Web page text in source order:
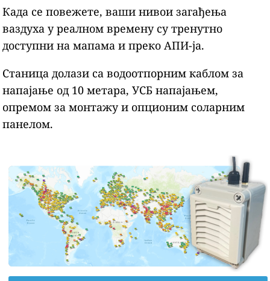
Када се повежете, ваши нивои загађења
ваздуха у реалном времену су тренутно
доступни на мапама и преко АПИ-ја.
Станица долази са водоотпорним каблом за
напајање од 10 метара, УСБ напајањем,
опремом за монтажу и опционим соларним
панелом.